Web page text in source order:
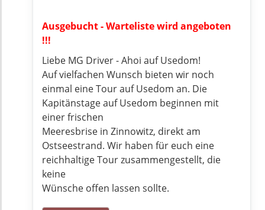
Ausgebucht - Warteliste wird angeboten
!!!
Liebe MG Driver - Ahoi auf Usedom!
Auf vielfachen Wunsch bieten wir noch
einmal eine Tour auf Usedom an. Die
Kapitänstage auf Usedom beginnen mit
einer frischen
Meeresbrise in Zinnowitz, direkt am
Ostseestrand. Wir haben für euch eine
reichhaltige Tour zusammengestellt, die
keine
Wünsche offen lassen sollte.